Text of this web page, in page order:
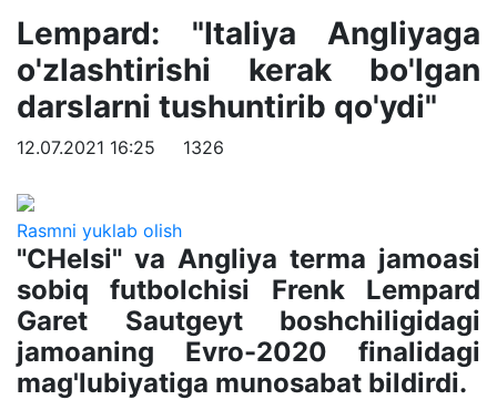
Lempard: "Italiya Angliyaga
o'zlashtirishi kerak bo'lgan
darslarni tushuntirib qo'ydi"
12.07.2021 16:25 1326
Rasmni yuklab olish
"CHelsi" va Angliya terma jamoasi
sobiq futbolchisi Frenk Lempard
Garet Sautgeyt boshchiligidagi
jamoaning Evro-2020 finalidagi
mag'lubiyatiga munosabat bildirdi.